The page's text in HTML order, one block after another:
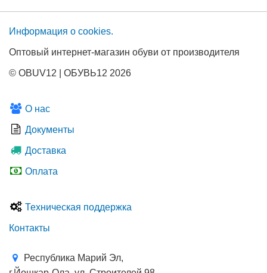
Информация о сооkies.
Оптовый интернет-магазин обуви от производителя
© OBUV12 | ОБУВЬ12 2026
О нас
Документы
Доставка
Оплата
Техническая поддержка
Контакты
Республика Марий Эл,